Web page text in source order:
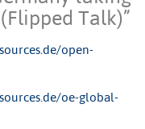
Talk)”
open-
oe-global-